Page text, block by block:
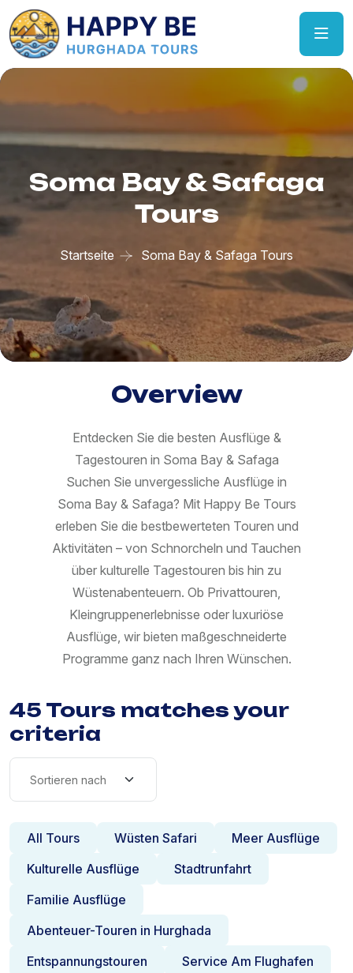
Soma Bay & Safaga
Tours
Startseite Soma Bay & Safaga Tours
Overview
Entdecken Sie die besten Ausflüge &
Tagestouren in Soma Bay & Safaga
Suchen Sie unvergessliche Ausflüge in
Soma Bay & Safaga? Mit Happy Be Tours
erleben Sie die bestbewerteten Touren und
Aktivitäten – von Schnorcheln und Tauchen
über kulturelle Tagestouren bis hin zu
Wüstenabenteuern. Ob Privattouren,
Kleingruppenerlebnisse oder luxuriöse
Ausflüge, wir bieten maßgeschneiderte
Programme ganz nach Ihren Wünschen.
45 Tours matches your
criteria
All Tours Wüsten Safari
Meer Ausflüge
Kulturelle Ausflüge
Stadtrunfahrt
Familie Ausflüge
Abenteuer-Touren in Hurghada
Entspannungstouren
Service Am Flughafen